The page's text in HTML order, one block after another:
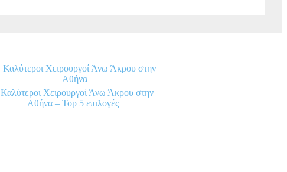
Καλύτεροι Χειρουργοί Άνω Άκρου στην
Αθήνα – Top 5 επιλογές